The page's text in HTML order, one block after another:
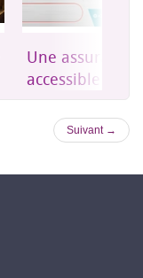
Une
accessible à
Suivant →